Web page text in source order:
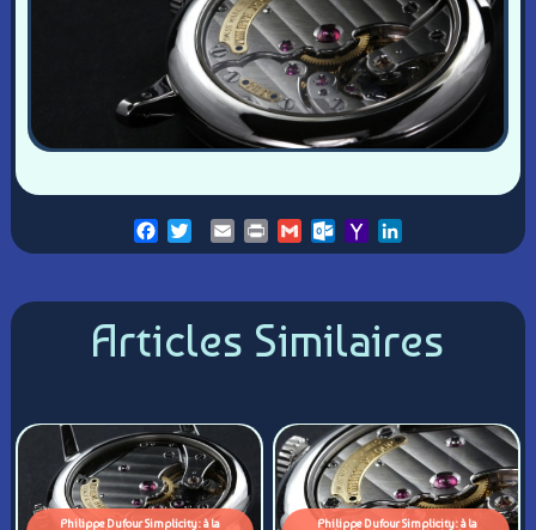
FacebookTwitterEmailPrint GmailOutlook.com
Yahoo
Mail
Articles Similaires
Philippe Dufour Simplicity : à la
Philippe Dufour Simplicity : à la